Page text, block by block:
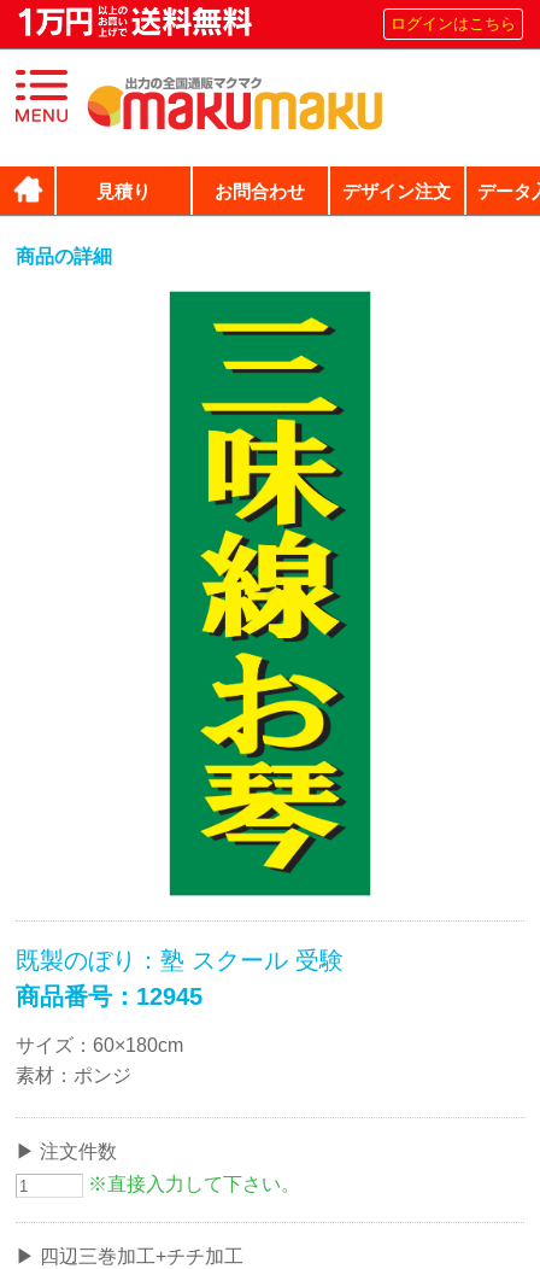
ログインはこちら
見積り お問合わせ デザイン注文 データ
商品の詳細
既製のぼり：塾 スクール 受験
商品番号：12945
サイズ：60×180cm
素材：ポンジ
注文件数
※直接入力して下さい。
四辺三巻加工+チチ加工